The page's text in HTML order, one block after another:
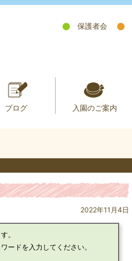
保護者会
ブログ 入園のご案内
2022年11月4日
。
ードを入力してください。